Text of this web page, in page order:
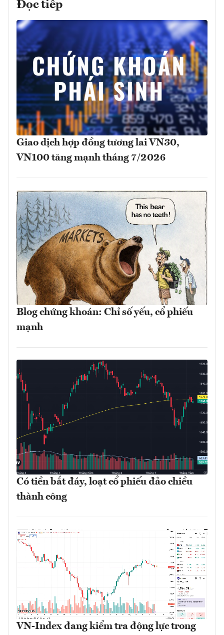
Đọc tiếp
Giao dịch hợp đồng tương lai VN30,
VN100 tăng mạnh tháng 7/2026
Blog chứng khoán: Chỉ số yếu, cổ phiếu
mạnh
Có tiền bắt đáy, loạt cổ phiếu đảo chiều
thành công
VN-Index đang kiểm tra động lực trong